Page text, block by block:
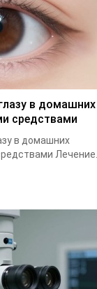
в домашних
средствами
в домашних
Лечение...